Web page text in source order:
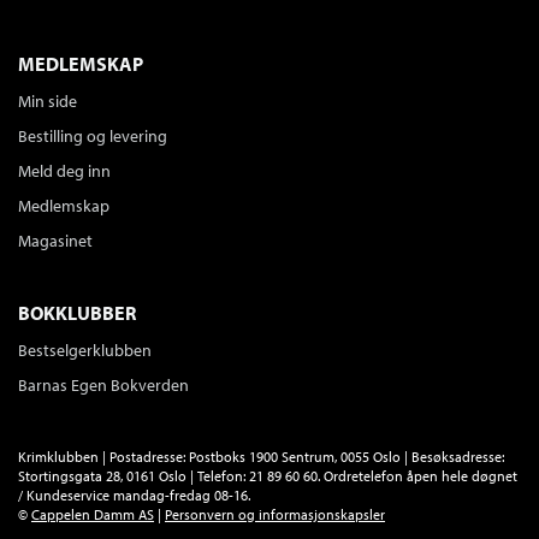
de virkelig. De hever de kantetes fane. Det får heller være at
skildre dem med all den varme og innsikt jeg kunne oppdrive.
Hval takler livet sitt på, selv om hele mannen er en knute. Det
kan kanskje oppsummeres i en setning fra romanens
begynnelse: Han reddet de han foraktet, og ødela de han
kafébordet. Før han går, legger han til, kanskje litt kantete, at
nå blir det snart TV av
MEDLEMSKAP
Min side
Bestilling og levering
Meld deg inn
Medlemskap
Magasinet
BOKKLUBBER
Bestselgerklubben
Barnas Egen Bokverden
Krimklubben | Postadresse: Postboks 1900 Sentrum, 0055 Oslo | Besøksadresse:
Stortingsgata 28, 0161 Oslo | Telefon: 21 89 60 60. Ordretelefon åpen hele døgnet
/ Kundeservice mandag-fredag 08-16.
© Cappelen Damm AS | Personvern og informasjonskapsler